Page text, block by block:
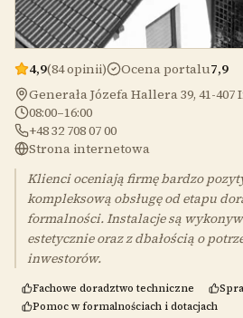
4,9(84 opinii) Ocena portalu7,9
Generała Józefa Hallera 39, 41-
08:00–16:00
+48 32 708 07 00
Strona internetowa
Klienci oceniają firmę bardzo
kompleksową obsługę od etapu
formalności. Instalacje są
estetycznie oraz z dbałością o
inwestorów.
Fachowe doradztwo techniczne
Pomoc w formalnościach i dotacjach